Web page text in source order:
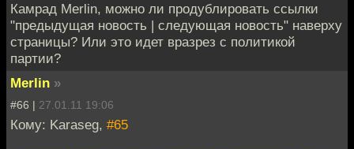
Камрад Merlin, можно ли продублировать ссылки
"предыдущая новость | следующая новость" наверху
страницы? Или это идет вразрез с политикой
партии?
Merlin »
#66 | 27.01.11 19:06
Кому: Karaseg, #65